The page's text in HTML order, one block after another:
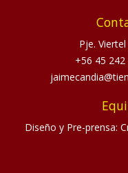
Pje.
+56 45 242
Diseño y Pre-prensa: